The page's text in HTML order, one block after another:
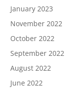
January 2023
November 2022
October 2022
September 2022
August 2022
June 2022